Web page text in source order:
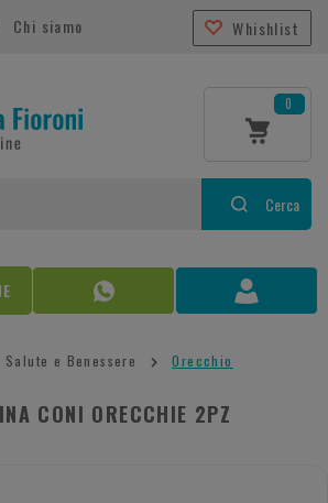
Chi siamo Whishlist
0
Cerca
Salute e Benessere Orecchio
CONI ORECCHIE 2PZ